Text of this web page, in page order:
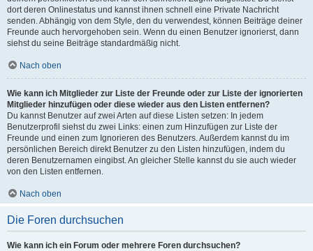
dort deren Onlinestatus und kannst ihnen schnell eine Private Nachricht
senden. Abhängig von dem Style, den du verwendest, können Beiträge deiner
Freunde auch hervorgehoben sein. Wenn du einen Benutzer ignorierst, dann
siehst du seine Beiträge standardmäßig nicht.
Nach oben
Wie kann ich Mitglieder zur Liste der Freunde oder zur Liste der ignorierten
Mitglieder hinzufügen oder diese wieder aus den Listen entfernen?
Du kannst Benutzer auf zwei Arten auf diese Listen setzen: In jedem
Benutzerprofil siehst du zwei Links: einen zum Hinzufügen zur Liste der
Freunde und einen zum Ignorieren des Benutzers. Außerdem kannst du im
persönlichen Bereich direkt Benutzer zu den Listen hinzufügen, indem du
deren Benutzernamen eingibst. An gleicher Stelle kannst du sie auch wieder
von den Listen entfernen.
Nach oben
Die Foren durchsuchen
Wie kann ich ein Forum oder mehrere Foren durchsuchen?